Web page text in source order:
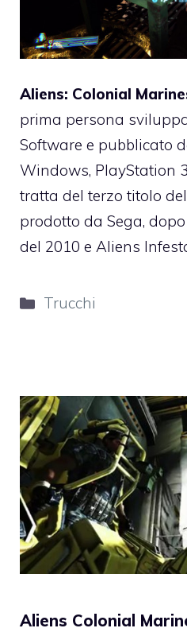
Aliens: Colonial
prima persona
Software e pubblicato
Windows, PlayStation
tratta del terzo titolo
prodotto da Sega,
del 2010 e Aliens
Categorie
Trucchi
Aliens Colonial